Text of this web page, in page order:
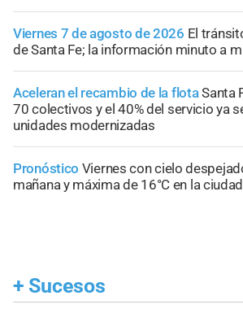
Viernes 7 de agosto de 2026 El
de Santa Fe; la información minuto a
Aceleran el recambio de la flotaSanta
70 colectivos y el 40% del servicio ya
unidades modernizadas
Pronóstico Viernes con cielo
mañana y máxima de 16°C en la
+ Sucesos